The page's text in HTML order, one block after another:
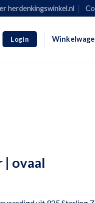
herdenkingswinkel.nl
Login
| ovaal